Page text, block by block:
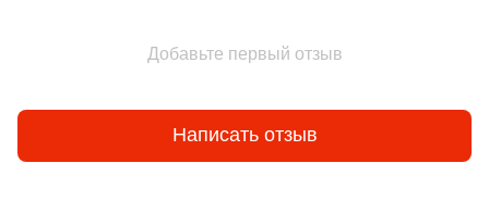
Добавьте первый отзыв
Написать отзыв